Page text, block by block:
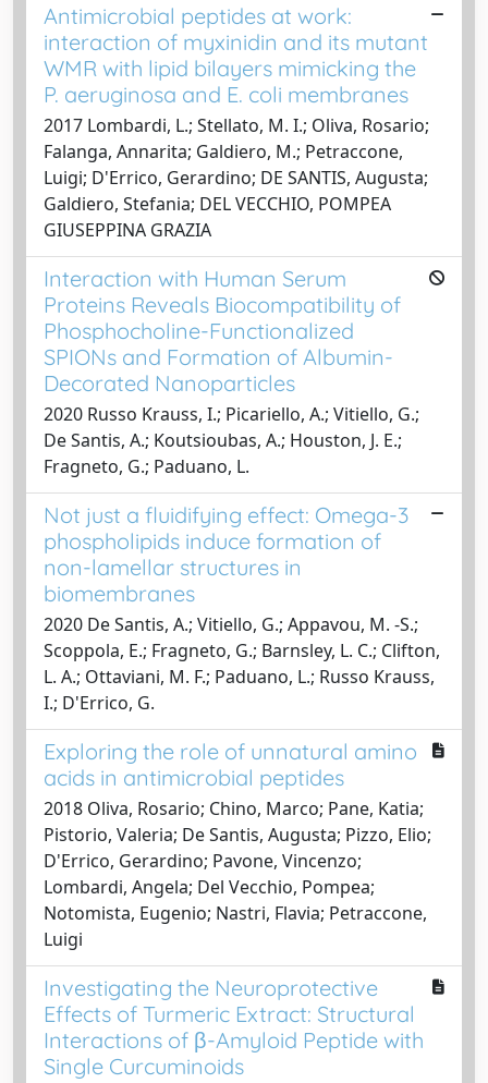
Antimicrobial peptides at work:
interaction of myxinidin and its mutant
WMR with lipid bilayers mimicking the
P. aeruginosa and E. coli membranes
2017 Lombardi, L.; Stellato, M. I.; Oliva, Rosario;
Falanga, Annarita; Galdiero, M.; Petraccone,
Luigi; D'Errico, Gerardino; DE SANTIS, Augusta;
Galdiero, Stefania; DEL VECCHIO, POMPEA
GIUSEPPINA GRAZIA
Interaction with Human Serum
Proteins Reveals Biocompatibility of
Phosphocholine-Functionalized
SPIONs and Formation of Albumin-
Decorated Nanoparticles
2020 Russo Krauss, I.; Picariello, A.; Vitiello, G.;
De Santis, A.; Koutsioubas, A.; Houston, J. E.;
Fragneto, G.; Paduano, L.
Not just a fluidifying effect: Omega-3
phospholipids induce formation of
non-lamellar structures in
biomembranes
2020 De Santis, A.; Vitiello, G.; Appavou, M. -S.;
Scoppola, E.; Fragneto, G.; Barnsley, L. C.; Clifton,
L. A.; Ottaviani, M. F.; Paduano, L.; Russo Krauss,
I.; D'Errico, G.
Exploring the role of unnatural amino
acids in antimicrobial peptides
2018 Oliva, Rosario; Chino, Marco; Pane, Katia;
Pistorio, Valeria; De Santis, Augusta; Pizzo, Elio;
D'Errico, Gerardino; Pavone, Vincenzo;
Lombardi, Angela; Del Vecchio, Pompea;
Notomista, Eugenio; Nastri, Flavia; Petraccone,
Luigi
Investigating the Neuroprotective
Effects of Turmeric Extract: Structural
Interactions of β-Amyloid Peptide with
Single Curcuminoids